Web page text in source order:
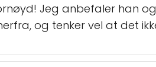
Jeg anbefaler han
og tenker vel at det